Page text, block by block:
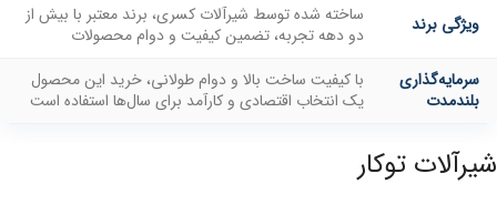
ویژگی برند
ساخته شده توسط شیرآلات کسری، برند معتبر با بیش از
دو دهه تجربه، تضمین کیفیت و دوام محصولات
سرمایه‌گذاری
بلندمدت
با کیفیت ساخت بالا و دوام طولانی، خرید این محصول
یک انتخاب اقتصادی و کارآمد برای سال‌ها استفاده است
شیرآلات توکار